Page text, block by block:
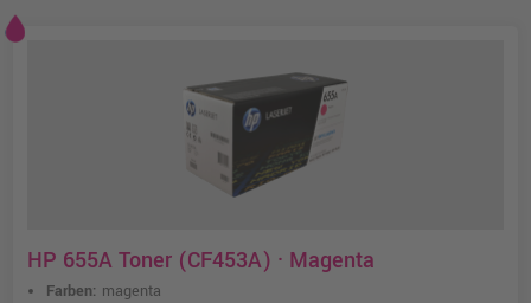
HP 655A Toner (CF453A) · Magenta
Farben: magenta